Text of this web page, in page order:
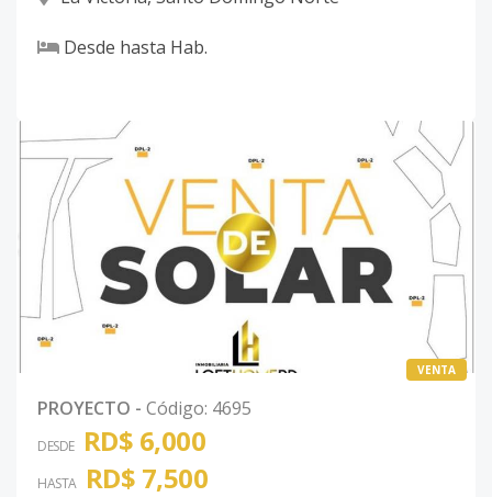
Desde hasta Hab.
VENTA
PROYECTO - Código: 4695
DESDE RD$ 6,000
HASTA RD$ 7,500